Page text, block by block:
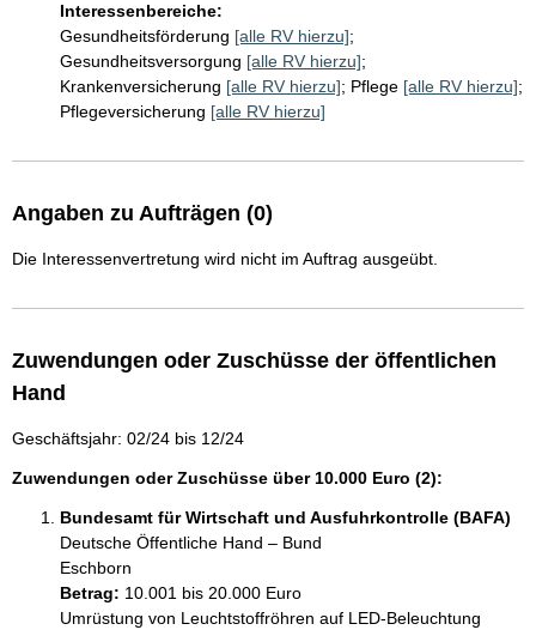
Interessenbereiche:
Gesundheitsförderung [alle RV hierzu];
Gesundheitsversorgung [alle RV hierzu];
Krankenversicherung [alle RV hierzu]; Pflege [alle RV hierzu];
Pflegeversicherung [alle RV hierzu]
Angaben zu Aufträgen (0)
Die Interessenvertretung wird nicht im Auftrag ausgeübt.
Zuwendungen oder Zuschüsse der öffentlichen
Hand
Geschäftsjahr: 02/24 bis 12/24
Zuwendungen oder Zuschüsse über 10.000 Euro (2):
Bundesamt für Wirtschaft und Ausfuhrkontrolle (BAFA)
Deutsche Öffentliche Hand – Bund
Eschborn
Betrag: 10.001 bis 20.000 Euro
Umrüstung von Leuchtstoffröhren auf LED-Beleuchtung